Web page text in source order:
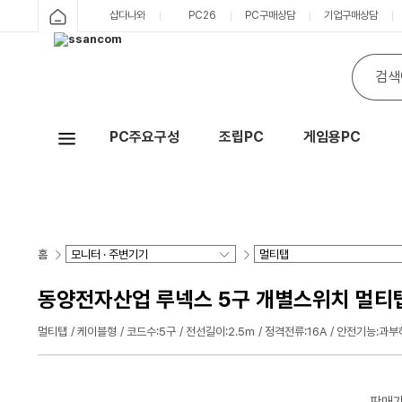
샵다나와 PC26 PC구매상담 기업구매상담
PC주요구성 조립PC 게임용PC
홈
동양전자산업 루넥스 5구 개별스위치 멀
멀티탭 케이블형 코드수:5구 전선길이:2.5m 정격전류:16A 안전기능:과부